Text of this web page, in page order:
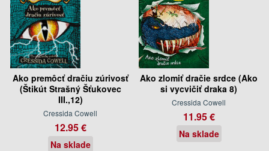
Ako premôcť dračiu zúrivosť
(Štikút Strašný Šťukovec
III.,12)
Cressida Cowell
12.95 €
Na sklade
Ako zlomiť dračie srdce (Ako
si vycvičiť draka 8)
Cressida Cowell
11.95 €
Na sklade